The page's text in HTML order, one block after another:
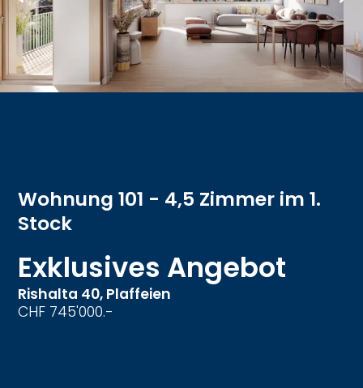
Wohnung 101 - 4,5 Zimmer im 1.
Stock
Exklusives Angebot
Rishalta 40, Plaffeien
CHF 745'000.-